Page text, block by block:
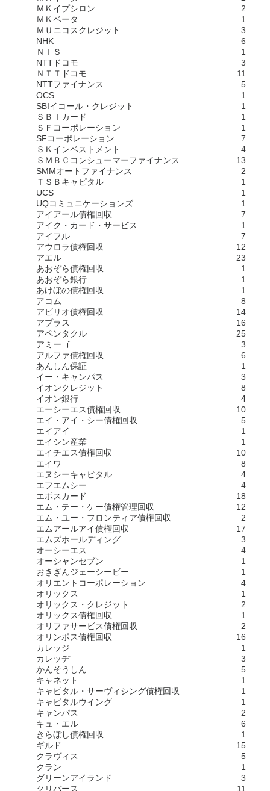
ＭＫイプシロン
2
ＭＫベータ
1
ＭＵニコスクレジット
3
NHK
6
ＮＩＳ
1
NTTドコモ
3
ＮＴＴドコモ
11
NTTファイナンス
5
OCS
1
SBIイコール・クレジット
1
ＳＢＩカード
1
ＳＦコーポレーション
1
SFコーポレーション
7
ＳＫインベストメント
4
ＳＭＢＣコンシューマーファイナンス
13
SMMオートファイナンス
2
ＴＳＢキャピタル
1
UCS
1
UQコミュニケーションズ
1
アイアール債権回収
7
アイク・カード・サービス
1
アイフル
7
アウロラ債権回収
12
アエル
23
あおぞら債権回収
1
あおぞら銀行
1
あけぼの債権回収
1
アコム
8
アビリオ債権回収
14
アプラス
16
アペンタクル
25
アミーゴ
3
アルファ債権回収
6
あんしん保証
1
イー・キャンパス
3
イオンクレジット
8
イオン銀行
4
エーシーエス債権回収
10
エイ・アイ・シー債権回収
5
エイアイ
1
エイシン産業
1
エイチエス債権回収
10
エイワ
8
エヌシーキャピタル
4
エフエムシー
4
エポスカード
18
エム・テー・ケー債権管理回収
12
エム・ユー・フロンティア債権回収
2
エムアールアイ債権回収
17
エムズホールディング
3
オーシーエス
4
オーシャンセブン
1
おきぎんジェーシービー
1
オリエントコーポレーション
4
オリックス
1
オリックス・クレジット
2
オリックス債権回収
1
オリファサービス債権回収
2
オリンポス債権回収
16
カレッジ
1
カレッヂ
3
かんそうしん
5
キャネット
1
キャピタル・サーヴィシング債権回収
1
キャピタルウイング
1
キャンパス
2
キュ・エル
6
きらぼし債権回収
1
ギルド
15
クラヴィス
5
クラン
1
グリーンアイランド
3
クリバース
11